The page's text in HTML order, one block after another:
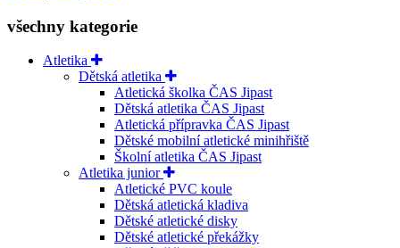
všechny kategorie
Atletika
Dětská atletika
Atletická školka ČAS Jipast
Dětská atletika ČAS Jipast
Atletická přípravka ČAS Jipast
Dětské mobilní atletické minihřiště
Školní atletika ČAS Jipast
Atletika junior
Atletické PVC koule
Dětská atletická kladiva
Dětské atletické disky
Dětské atletické překážky